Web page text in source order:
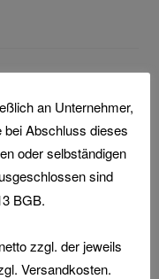
an Unternehmer,
bei Abschluss dieses
oder selbständigen
sind
BGB.
zzgl. der jeweils
Versandkosten.